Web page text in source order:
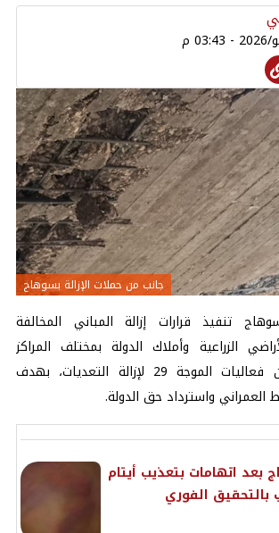
جانب من حملات الإزالة بسوهاج
تنفيذ قرارات إزالة المباني المخالفة
الزراعية وأملاك الدولة بمختلف المراكز
والقرى، وذلك ضمن فعاليات الموجة 29 لإزالة التعديات، بهدف
العمراني واسترداد حق الدولة.
اتهامات بتعذيب أيتام
بالتحقيق الفوري